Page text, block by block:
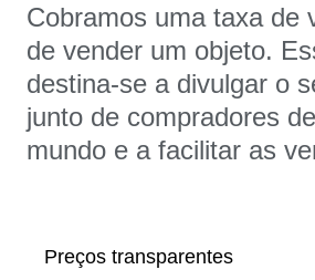
Cobramos uma taxa de
de vender um objeto.
destina-se a divulgar o
junto de compradores
mundo e a facilitar as
Preços transparentes